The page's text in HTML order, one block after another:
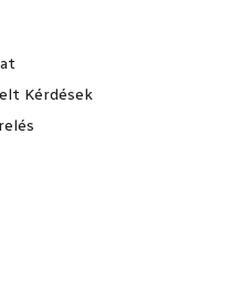
Kérdések